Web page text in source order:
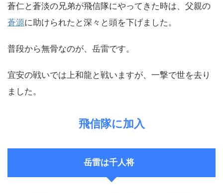
蒼仁と蒼淡の兄弟が飛信隊にやってきた時は、父親の
蒼源に助けられたと深々と頭を下げました。
普段から無骨なのが、岳雷です。
宜安の戦いでは上和龍と戦いますが、一撃で世を去り
ました。
飛信隊に加入
岳雷は千人将